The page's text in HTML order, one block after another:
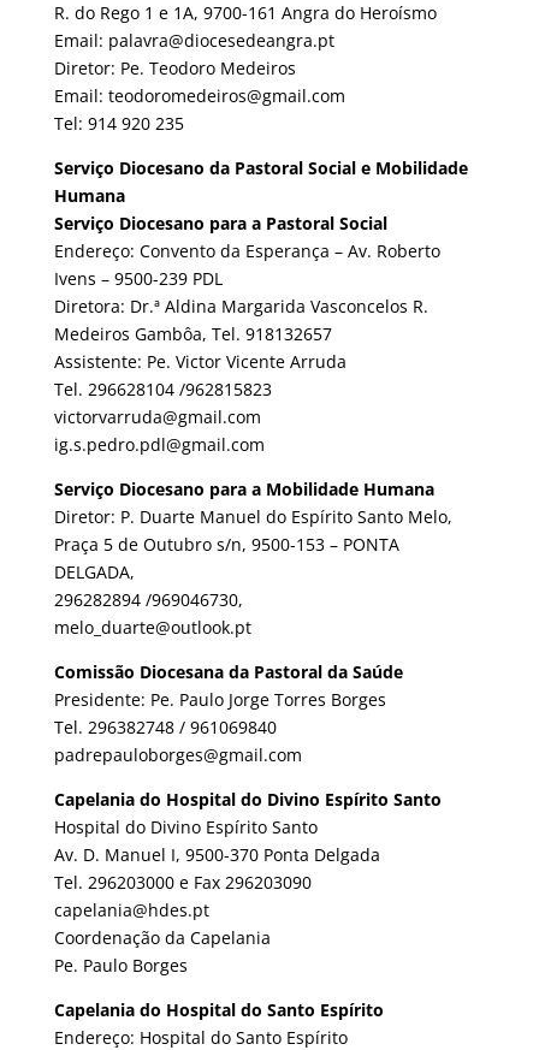
R. do Rego 1 e 1A, 9700-161 Angra do Heroísmo
Email: palavra@diocesedeangra.pt
Diretor: Pe. Teodoro Medeiros
Email: teodoromedeiros@gmail.com
Tel: 914 920 235
Serviço Diocesano da Pastoral Social e Mobilidade
Humana
Serviço Diocesano para a Pastoral Social
Endereço: Convento da Esperança – Av. Roberto
Ivens – 9500-239 PDL
Diretora: Dr.ª Aldina Margarida Vasconcelos R.
Medeiros Gambôa, Tel. 918132657
Assistente: Pe. Victor Vicente Arruda
Tel. 296628104 /962815823
victorvarruda@gmail.com
ig.s.pedro.pdl@gmail.com
Serviço Diocesano para a Mobilidade Humana
Diretor: P. Duarte Manuel do Espírito Santo Melo,
Praça 5 de Outubro s/n, 9500-153 – PONTA
DELGADA,
296282894 /969046730,
melo_duarte@outlook.pt
Comissão Diocesana da Pastoral da Saúde
Presidente: Pe. Paulo Jorge Torres Borges
Tel. 296382748 / 961069840
padrepauloborges@gmail.com
Capelania do Hospital do Divino Espírito Santo
Hospital do Divino Espírito Santo
Av. D. Manuel I, 9500-370 Ponta Delgada
Tel. 296203000 e Fax 296203090
capelania@hdes.pt
Coordenação da Capelania
Pe. Paulo Borges
Capelania do Hospital do Santo Espírito
Endereço: Hospital do Santo Espírito